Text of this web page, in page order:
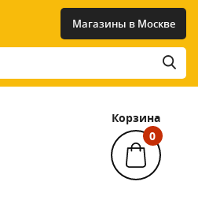
Магазины в Москве
Корзина
0